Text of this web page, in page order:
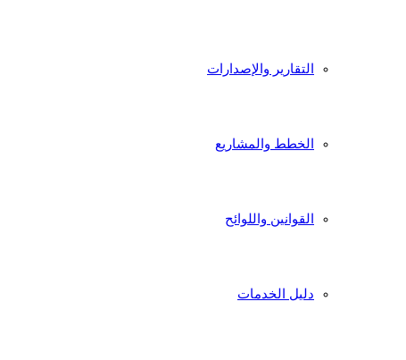
التقارير والإصدارات
الخطط والمشاريع
القوانين واللوائح
دليل الخدمات